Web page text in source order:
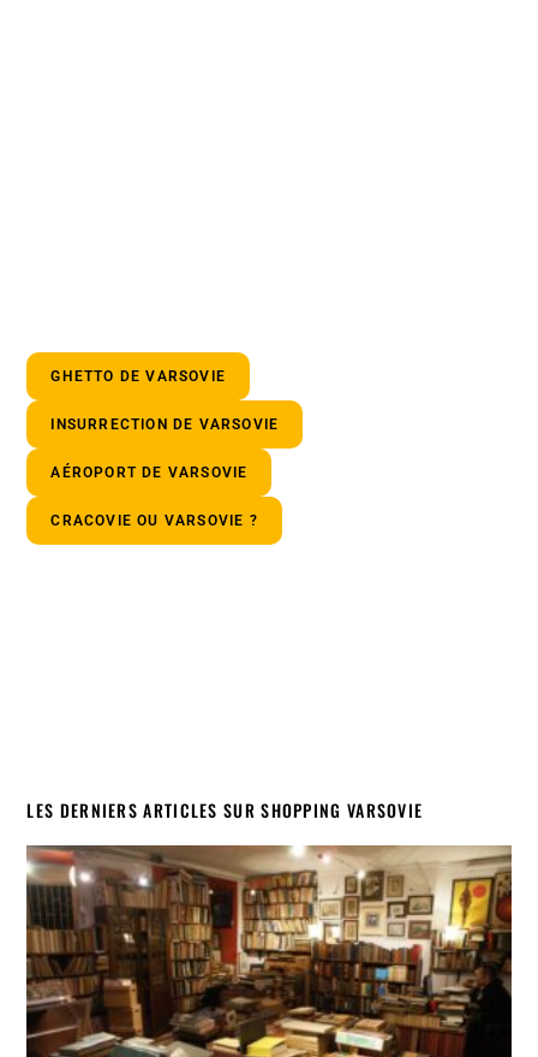
GHETTO DE VARSOVIE
INSURRECTION DE VARSOVIE
AÉROPORT DE VARSOVIE
CRACOVIE OU VARSOVIE ?
LES DERNIERS ARTICLES SUR SHOPPING VARSOVIE